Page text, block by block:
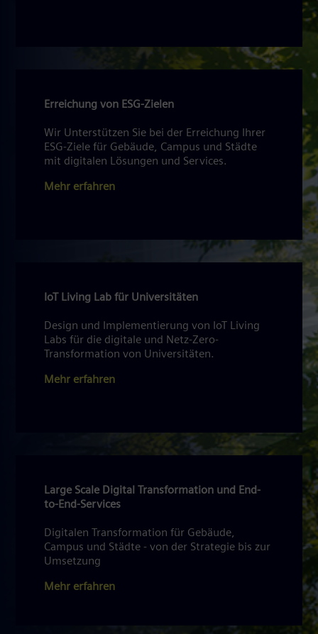
Erreichung von ESG-Zielen
Wir Unterstützen Sie bei der Erreichung Ihrer
ESG-Ziele für Gebäude, Campus und Städte
mit digitalen Lösungen und Services.
Mehr erfahren
IoT Living Lab für Universitäten
Design und Implementierung von IoT Living
Labs für die digitale und Netz-Zero-
Transformation von Universitäten.
Mehr erfahren
Large Scale Digital Transformation und End-
to-End-Services
Digitalen Transformation für Gebäude,
Campus und Städte - von der Strategie bis zur
Umsetzung
Mehr erfahren